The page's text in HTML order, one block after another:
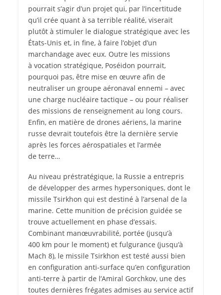
pourrait s’agir d’un projet qui, par l’incertitude
qu’il crée quant à sa terrible réalité, viserait
plutôt à stimuler le dialogue stratégique avec les
États-Unis et, in fine, à faire l’objet d’un
marchandage avec eux. Outre les missions
à vocation stratégique, Poséidon pourrait,
pourquoi pas, être mise en œuvre afin de
neutraliser un groupe aéronaval ennemi – avec
une charge nucléaire tactique – ou pour réaliser
des missions de renseignement au long cours.
Enfin, en matière de drones aériens, la marine
russe devrait toutefois être la dernière servie
après les forces aérospatiales et l’armée
de terre…
Au niveau préstratégique, la Russie a entrepris
de développer des armes hypersoniques, dont le
missile Tsirkhon qui est destiné à l’arsenal de la
marine. Cette munition de précision guidée se
trouve actuellement en phase d’essais.
Combinant manœuvrabilité, portée (jusqu’à
400 km pour le moment) et fulgurance (jusqu’à
Mach 8), le missile Tsirkhon est testé aussi bien
en configuration anti-surface qu’en configuration
anti-terre à partir de l’Amiral Gorchkov, une des
toutes dernières frégates admises au service actif